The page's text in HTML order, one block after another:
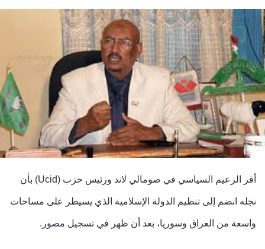
أقر الزعيم السياسي في صومالي لاند ورئيس حزب (Ucid) بأن
نجله انضم إلى تنظيم الدولة الإسلامية الذي يسيطر على مساحات
واسعة من العراق وسوريا، بعد أن ظهر في تسجيل مصور.